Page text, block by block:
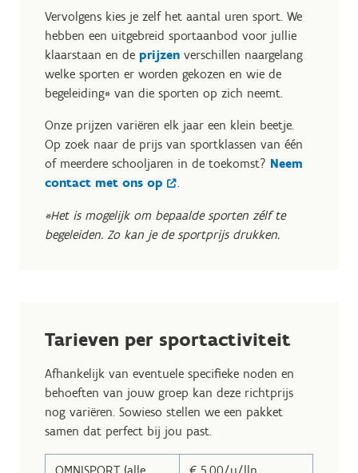
Vervolgens kies je zelf het aantal uren sport. We
hebben een uitgebreid sportaanbod voor jullie
klaarstaan en de prijzen verschillen naargelang
welke sporten er worden gekozen en wie de
begeleiding* van die sporten op zich neemt.
Onze prijzen variëren elk jaar een klein beetje.
Op zoek naar de prijs van sportklassen van één
of meerdere schooljaren in de toekomst? Neem
contact met ons op
.
*Het is mogelijk om bepaalde sporten zélf te
begeleiden. Zo kan je de sportprijs drukken.
Tarieven per sportactiviteit
Afhankelijk van eventuele specifieke noden en
behoeften van jouw groep kan deze richtprijs
nog variëren. Sowieso stellen we een pakket
samen dat perfect bij jou past.